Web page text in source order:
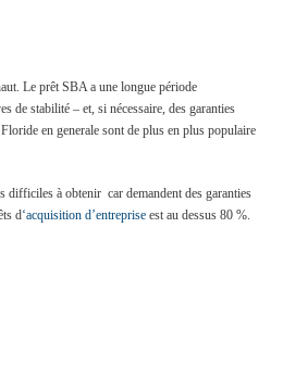
Le prêt SBA a une longue période
de stabilité – et, si nécessaire, des garanties
en generale sont de plus en plus populaire
difficiles à obtenir car demandent des garanties
d‘acquisition d’entrepriseest au dessus 80 %.